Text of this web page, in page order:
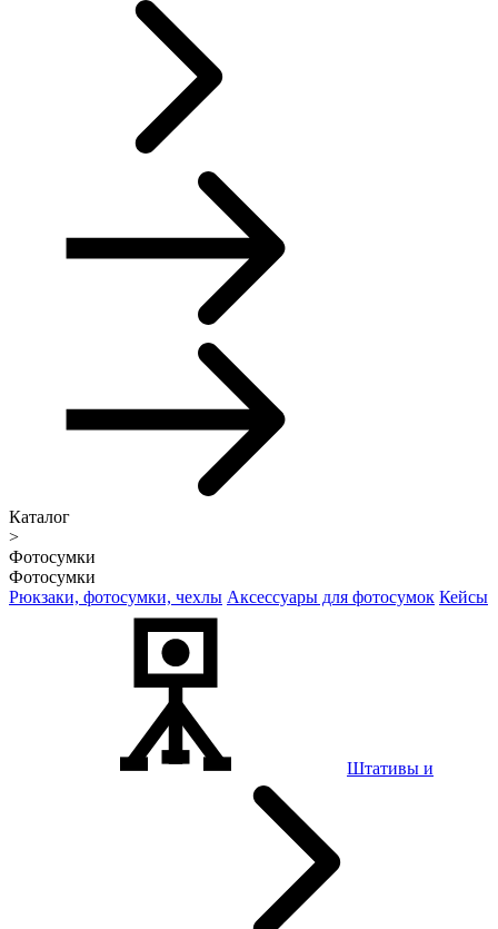
Каталог
>
Фотосумки
Фотосумки
Рюкзаки, фотосумки, чехлы Аксессуары для фотосумок Кейсы
Штативы и